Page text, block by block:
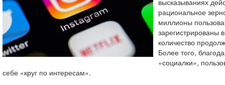
высказываниях
рациональное
миллионы
зарегистрированы
количество
Более того,
«социалки»,
себе «круг по интересам».